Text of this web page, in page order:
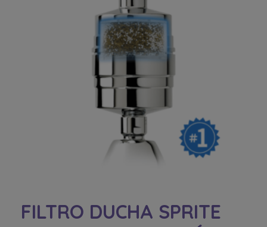
FILTRO DUCHA SPRITE